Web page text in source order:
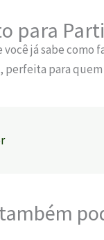
para
você já sabe como
perfeita para